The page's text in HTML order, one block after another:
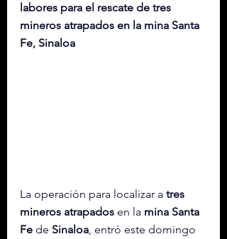
labores para el rescate de tres
mineros atrapados en la mina Santa
Fe, Sinaloa
La operación para localizar a tres
mineros atrapados en la mina Santa
Fe de Sinaloa , entró este domingo